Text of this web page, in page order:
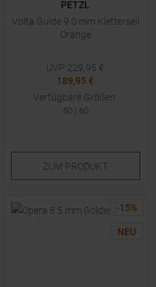
PETZL
Volta Guide 9.0 mm Kletterseil
Orange
UVP 229,95 €
189,95 €
Verfügbare Größen:
50 | 60
ZUM PRODUKT
-15%
NEU